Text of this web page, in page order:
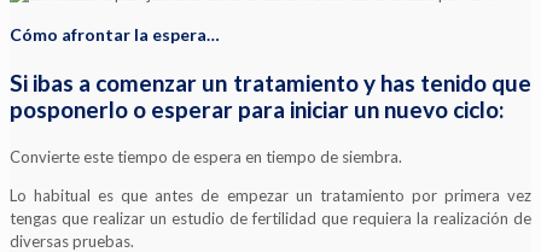
Cómo afrontar la espera…
Si ibas a comenzar un tratamiento y has tenido que
posponerlo o esperar para iniciar un nuevo ciclo:
Convierte este tiempo de espera en tiempo de siembra.
Lo habitual es que antes de empezar un tratamiento por primera vez
tengas que realizar un estudio de fertilidad que requiera la realización de
diversas pruebas.